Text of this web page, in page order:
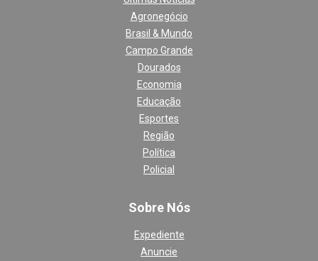
Agronegócio
Brasil & Mundo
Campo Grande
Dourados
Economia
Educação
Esportes
Região
Política
Policial
Sobre Nós
Expediente
Anuncie